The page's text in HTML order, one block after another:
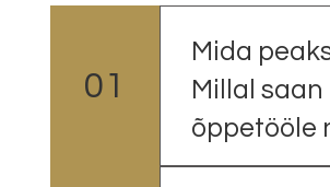
01
Mida
Millal
õppetööle